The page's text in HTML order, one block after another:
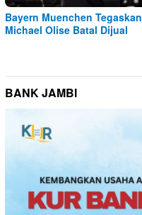
Bayern Muenchen Tegaskan
Michael Olise Batal Dijual
BANK JAMBI